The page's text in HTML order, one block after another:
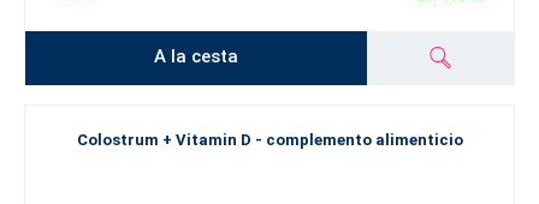
A la cesta
Colostrum + Vitamin D - complemento alimenticio